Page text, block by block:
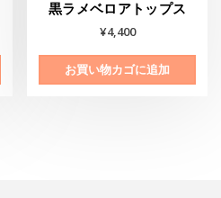
黒ラメベロアトップス
¥4,400
お買い物カゴに追加